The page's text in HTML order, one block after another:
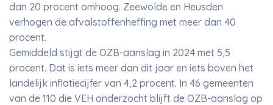
dan 20 procent omhoog. Zeewolde en Heusden
verhogen de afvalstoffenheffing met meer dan 40
procent.
Gemiddeld stijgt de OZB-aanslag in 2024 met 5,5
procent. Dat is iets meer dan dit jaar en iets boven het
landelijk inflatiecijfer van 4,2 procent. In 46 gemeenten
van de 110 die VEH onderzocht blijft de OZB-aanslag op